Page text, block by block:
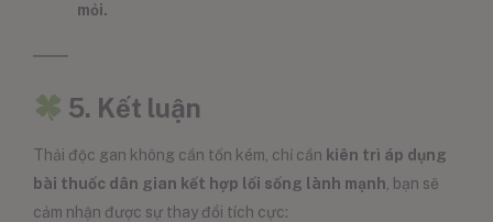
mỏi.
5. Kết luận
Thải độc gan không cần tốn kém, chỉ cần kiên trì áp dụng
bài thuốc dân gian kết hợp lối sống lành mạnh , bạn sẽ
cảm nhận được sự thay đổi tích cực: